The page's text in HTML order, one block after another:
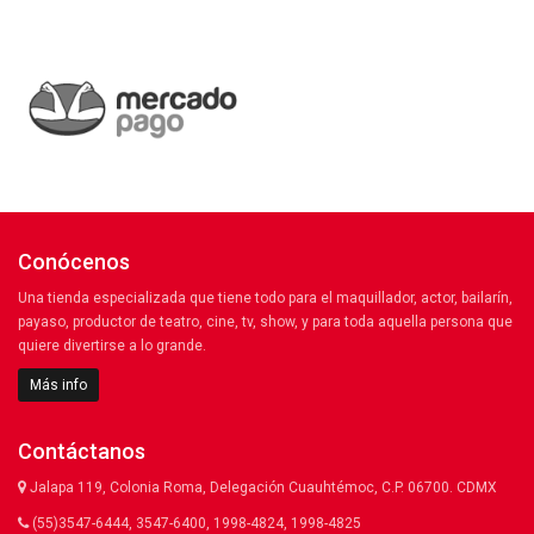
Conócenos
Una tienda especializada que tiene todo para el maquillador, actor, bailarín,
payaso, productor de teatro, cine, tv, show, y para toda aquella persona que
quiere divertirse a lo grande.
Más info
Contáctanos
Jalapa 119, Colonia Roma, Delegación Cuauhtémoc, C.P. 06700. CDMX
(55)3547-6444, 3547-6400, 1998-4824, 1998-4825